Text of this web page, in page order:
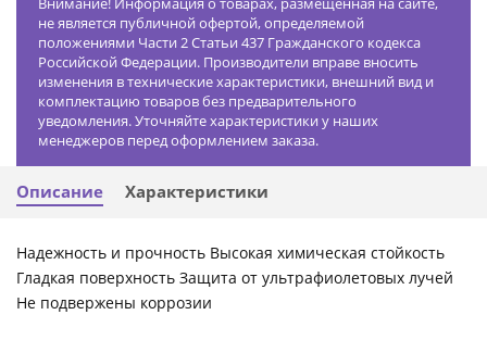
не является публичной офертой, определяемой
положениями Части 2 Статьи 437 Гражданского кодекса
Российской Федерации. Производители вправе вносить
изменения в технические характеристики, внешний вид и
комплектацию товаров без предварительного
уведомления. Уточняйте характеристики у наших
менеджеров перед оформлением заказа.
Описание Характеристики
Надежность и прочность Высокая химическая стойкость
Гладкая поверхность Защита от ультрафиолетовых лучей
Не подвержены коррозии